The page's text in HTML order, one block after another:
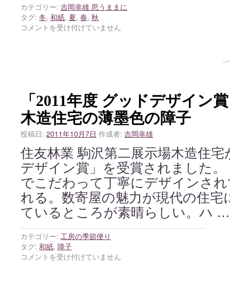
カテゴリー: 吉岡幸雄 思うままに
タグ: 冬, 和紙, 夏, 春, 秋
コメントを受け付けていません
「2011年度 グッドデザイン
木造住宅の薄墨色の障子
投稿日: 2011年10月7日 作成者: 吉岡幸雄
住友林業 駒沢第二展示場木造住
デザイン賞」を受賞されました
でこだわって丁寧にデザインさ
れる。数寄屋の魅力が現代の住宅
ているところが素晴らしい。ハ
カテゴリー: 工房の季節便り
タグ: 和紙, 障子
コメントを受け付けていません